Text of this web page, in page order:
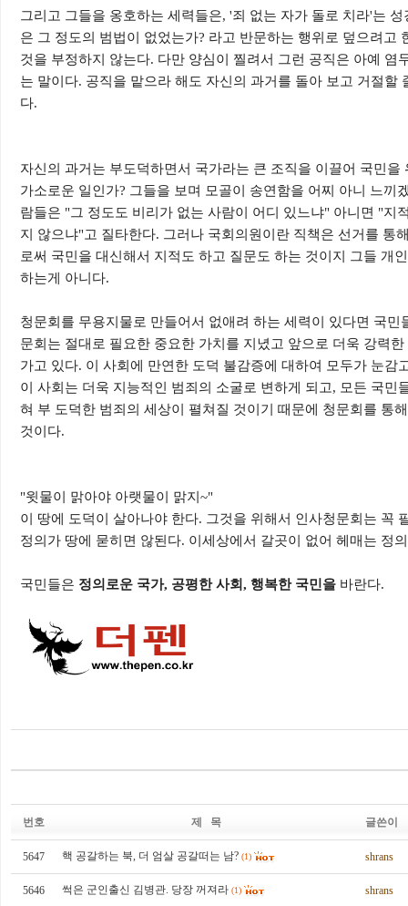
그리고 그들을 옹호하는 세력들은, '죄 없는 자가 돌로 치라'는
은 그 정도의 범법이 없었는가? 라고 반문하는 행위로 덮으려고
것을 부정하지 않는다. 다만 양심이 찔려서 그런 공직은 아예 염
는 말이다. 공직을 맡으라 해도 자신의 과거를 돌아 보고 거절할
다.
자신의 과거는 부도덕하면서 국가라는 큰 조직을 이끌어 국민을
가소로운 일인가? 그들을 보며 모골이 송연함을 어찌 아니 느끼
람들은 "그 정도도 비리가 없는 사람이 어디 있느냐" 아니면 "지
지 않으냐"고 질타한다. 그러나 국회의원이란 직책은 선거를 통
로써 국민을 대신해서 지적도 하고 질문도 하는 것이지 그들 개
하는게 아니다.
청문회를 무용지물로 만들어서 없애려 하는 세력이 있다면 국민
문회는 절대로 필요한 중요한 가치를 지녔고 앞으로 더욱 강력
가고 있다. 이 사회에 만연한 도덕 불감증에 대하여 모두가 눈감
이 사회는 더욱 지능적인 범죄의 소굴로 변하게 되고, 모든 국민
혀 부 도덕한 범죄의 세상이 펼쳐질 것이기 때문에 청문회를 통
것이다.
"윗물이 맑아야 아랫물이 맑지~"
이 땅에 도덕이 살아나야 한다. 그것을 위해서 인사청문회는 꼭
정의가 땅에 묻히면 않된다. 이세상에서 갈곳이 없어 헤매는 정
국민들은 정의로운 국가, 공평한 사회, 행복한 국민을 바란다.
번호 제 목 글쓴이
5647 핵 공갈하는 북, 더 엄살 공갈떠는 남? (1) shrans
5646 썩은 군인출신 김병관. 당장 꺼져라 (1) shrans